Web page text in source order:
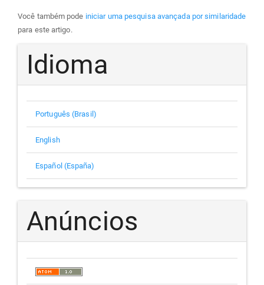
Você também pode iniciar uma pesquisa avançada por similaridade
para este artigo.
Idioma
Português (Brasil)
English
Español (España)
Anúncios